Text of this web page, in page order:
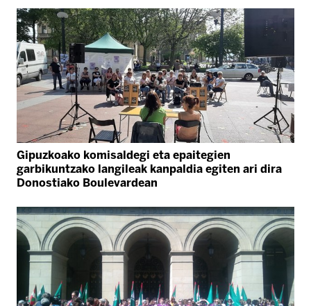
Gipuzkoako komisaldegi eta epaitegien
garbikuntzako langileak kanpaldia egiten ari dira
Donostiako Boulevardean